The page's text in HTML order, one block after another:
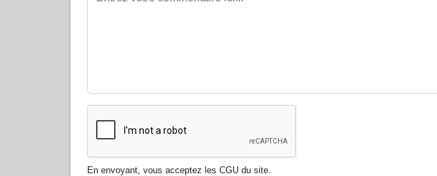
En envoyant, vous acceptez les CGU du site.